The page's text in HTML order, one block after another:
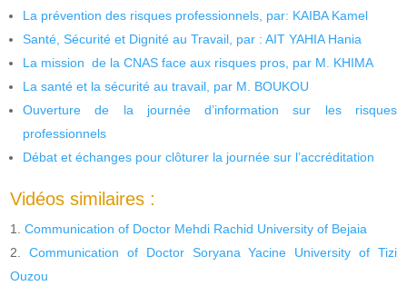
La prévention des risques professionnels, par: KAIBA Kamel
Santé, Sécurité et Dignité au Travail, par : AIT YAHIA Hania
La mission de la CNAS face aux risques pros, par M. KHIMA
La santé et la sécurité au travail, par M. BOUKOU
Ouverture de la journée d’information sur les risques
professionnels
Débat et échanges pour clôturer la journée sur l’accréditation
Vidéos similaires :
Communication of Doctor Mehdi Rachid University of Bejaia
Communication of Doctor Soryana Yacine University of Tizi
Ouzou